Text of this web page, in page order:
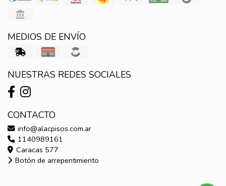
MEDIOS DE ENVÍO
NUESTRAS REDES SOCIALES
CONTACTO
info@alacpisos.com.ar
1140989161
Caracas 577
Botón de arrepentimiento